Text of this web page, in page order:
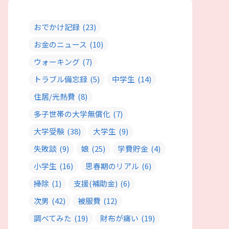
おでかけ記録 (23)
お金のニュース (10)
ウォーキング (7)
トラブル備忘録 (5) 中学生 (14)
住居/光熱費 (8)
多子世帯の大学無償化 (7)
大学受験 (38) 大学生 (9)
失敗談 (9) 娘 (25) 学費貯金 (4)
小学生 (16) 思春期のリアル (6)
掃除 (1) 支援(補助金) (6)
次男 (42) 被服費 (12)
調べてみた (19) 財布が痛い (19)